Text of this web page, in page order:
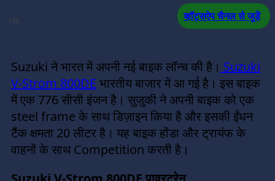
व्हॉट्सऐप चैनल से जुड़ें
146
Suzuki ने भारत में अपनी नई बाइक लॉन्च की है। Suzuki
V-Strom 800DE भारतीय बाजार में आ गई है। इस बाइक
में एक 776 सीसी इंजन है। सुजुकी ने अपनी बाइक को एक
steel frame के साथ डिज़ाइन किया है और इसकी ईंधन
टैंक क्षमता 20 लीटर है। यह बाइक होंडा और ट्रायंफ के
वाहनों के साथ Competition करती है।